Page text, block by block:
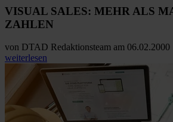
VISUAL SALES: MEHR ALS
ZAHLEN
von DTAD Redaktionsteam am 06.02.2000
weiterlesen